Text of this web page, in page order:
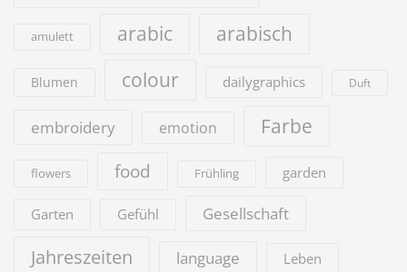
amulett arabic arabisch
Blumen colour dailygraphics Duft
embroidery emotion Farbe
flowers food Frühling garden
Garten Gefühl Gesellschaft
Jahreszeiten language Leben